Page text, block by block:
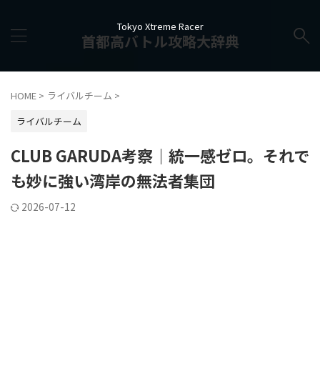
Tokyo Xtreme Racer
首都高バトル攻略大辞典
HOME > ライバルチーム >
ライバルチーム
CLUB GARUDA考察｜統一感ゼロ。それで
も妙に強い湾岸の無法者集団
2026-07-12